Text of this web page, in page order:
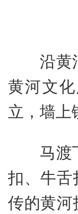
沿黄
黄河文
立，墙上
马渡
扣、牛
传的黄河